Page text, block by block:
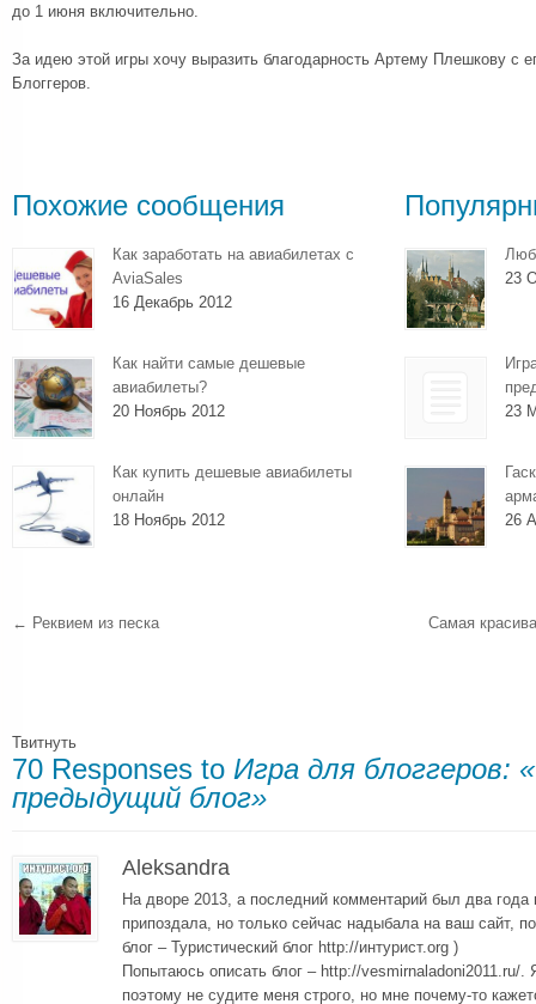
до 1 июня включительно.
За идею этой игры хочу выразить благодарность Артему Плешкову с
Блоггеров.
Похожие сообщения
Как заработать на авиабилетах с
AviaSales
16 Декабрь 2012
Как найти самые дешевые
авиабилеты?
20 Ноябрь 2012
Как купить дешевые авиабилеты
онлайн
18 Ноябрь 2012
23
23
26
← Реквием из песка Самая
Твитнуть
70 Responses to Игра для блоггеров:
предыдущий блог»
Aleksandra
На дворе 2013, а последний комментарий был два года
припоздала, но только сейчас надыбала на ваш сайт,
блог – Туристический блог http://интурист.org )
Попытаюсь описать блог – http://vesmirnaladoni2011.ru/
поэтому не судите меня строго, но мне почему-то